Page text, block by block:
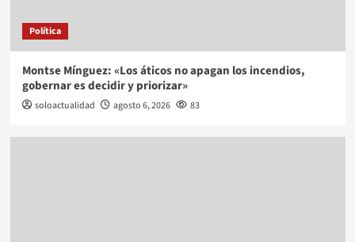
Política
Montse Mínguez: «Los áticos no apagan los incendios,
gobernar es decidir y priorizar»
soloactualidad agosto 6, 2026 83